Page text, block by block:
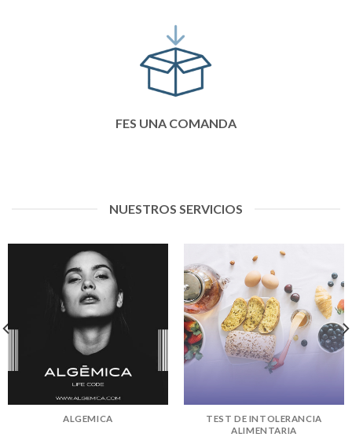
FES UNA COMANDA
NUESTROS SERVICIOS
ALGEMICA
TEST DE INTOLERANCIA
ALIMENTARIA